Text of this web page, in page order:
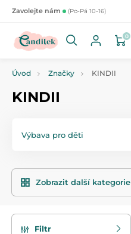
Zavolejte nám (Po-Pá 10-16)
0
Úvod Značky KINDII
KINDII
Výbava pro děti
Zobrazit další kategorie
Filtr